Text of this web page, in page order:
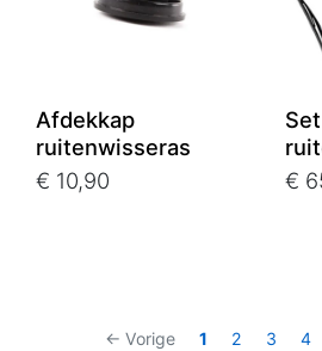
Afdekkap
ruitenwisseras
€ 10,90
Set
€
← Vorige 1 2 3 4